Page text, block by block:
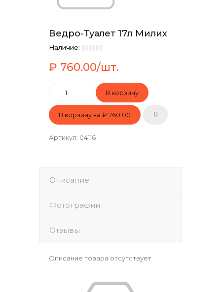
Ведро-Туалет 17л Милих
Наличие:
₽ 760.00/шт.
В корзину за ₽ 760.00
Артикул: 04116
Описание
Фотографии
Отзывы
Описание товара отсутствует